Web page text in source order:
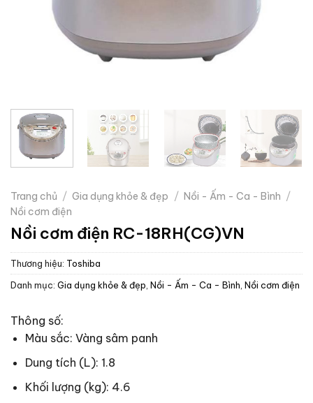
Trang chủ / Gia dụng khỏe & đẹp / Nồi - Ấm - Ca - Bình /
Nồi cơm điện
Nồi cơm điện RC-18RH(CG)VN
Thương hiệu: Toshiba
Danh mục: Gia dụng khỏe & đẹp Nồi - Ấm - Ca - Bình Nồi cơm điện
Thông số:
Màu sắc: Vàng sâm panh
Dung tích (L): 1.8
Khối lượng (kg): 4.6